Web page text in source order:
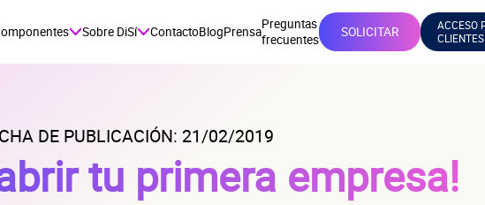
Sobre DiSí ContactoBlogPrensaPreguntas
frecuentes
SOLICITAR
ACCESO
DE PUBLICACIÓN: 21/02/2019
tu primera empresa!